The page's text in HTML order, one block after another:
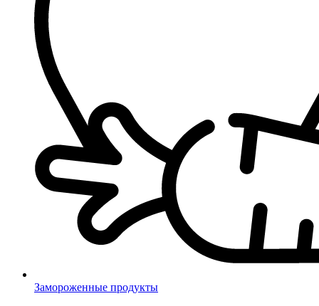
Замороженные продукты